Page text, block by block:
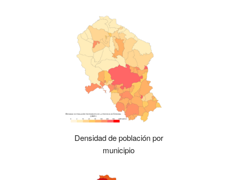
Densidad de población por
municipio